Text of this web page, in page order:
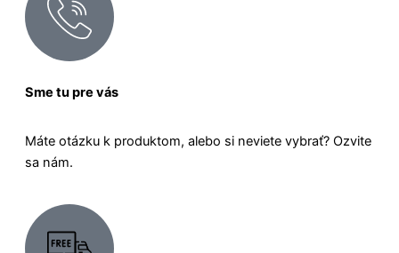
Sme tu pre vás
Máte otázku k produktom, alebo si neviete vybrať? Ozvite
sa nám.